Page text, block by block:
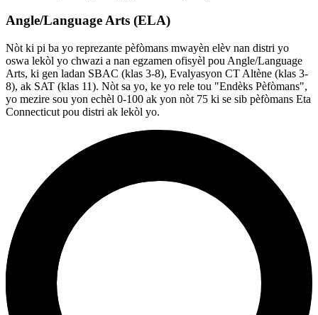
Angle/Language Arts (ELA)
Nòt ki pi ba yo reprezante pèfòmans mwayèn elèv nan distri yo
oswa lekòl yo chwazi a nan egzamen ofisyèl pou Angle/Language
Arts, ki gen ladan SBAC (klas 3-8), Evalyasyon CT Altène (klas 3-
8), ak SAT (klas 11). Nòt sa yo, ke yo rele tou "Endèks Pèfòmans",
yo mezire sou yon echèl 0-100 ak yon nòt 75 ki se sib pèfòmans Eta
Connecticut pou distri ak lekòl yo.